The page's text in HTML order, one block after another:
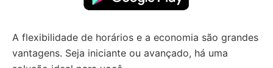
A flexibilidade de horários e a economia são grandes
vantagens. Seja iniciante ou avançado, há uma